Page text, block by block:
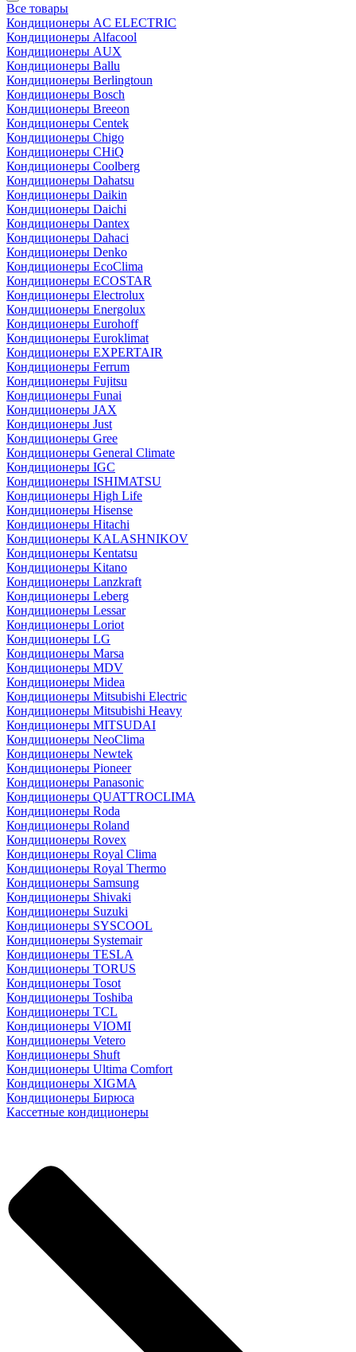
Все товары
Кондиционеры AC ELECTRIC
Кондиционеры Alfacool
Кондиционеры AUX
Кондиционеры Ballu
Кондиционеры Berlingtoun
Кондиционеры Bosch
Кондиционеры Breeon
Кондиционеры Centek
Кондиционеры Chigo
Кондиционеры CHiQ
Кондиционеры Coolberg
Кондиционеры Dahatsu
Кондиционеры Daikin
Кондиционеры Daichi
Кондиционеры Dantex
Кондиционеры Dahaci
Кондиционеры Denko
Кондиционеры EcoClima
Кондиционеры ECOSTAR
Кондиционеры Electrolux
Кондиционеры Energolux
Кондиционеры Eurohoff
Кондиционеры Euroklimat
Кондиционеры EXPERTAIR
Кондиционеры Ferrum
Кондиционеры Fujitsu
Кондиционеры Funai
Кондиционеры JAX
Кондиционеры Just
Кондиционеры Gree
Кондиционеры General Climate
Кондиционеры IGC
Кондиционеры ISHIMATSU
Кондиционеры High Life
Кондиционеры Hisense
Кондиционеры Hitachi
Кондиционеры KALASHNIKOV
Кондиционеры Kentatsu
Кондиционеры Kitano
Кондиционеры Lanzkraft
Кондиционеры Leberg
Кондиционеры Lessar
Кондиционеры Loriot
Кондиционеры LG
Кондиционеры Marsa
Кондиционеры MDV
Кондиционеры Midea
Кондиционеры Mitsubishi Electric
Кондиционеры Mitsubishi Heavy
Кондиционеры MITSUDAI
Кондиционеры NeoClima
Кондиционеры Newtek
Кондиционеры Pioneer
Кондиционеры Panasonic
Кондиционеры QUATTROCLIMA
Кондиционеры Roda
Кондиционеры Roland
Кондиционеры Rovex
Кондиционеры Royal Clima
Кондиционеры Royal Thermo
Кондиционеры Samsung
Кондиционеры Shivaki
Кондиционеры Suzuki
Кондиционеры SYSCOOL
Кондиционеры Systemair
Кондиционеры TESLA
Кондиционеры TORUS
Кондиционеры Tosot
Кондиционеры Toshiba
Кондиционеры TCL
Кондиционеры VIOMI
Кондиционеры Vetero
Кондиционеры Shuft
Кондиционеры Ultima Comfort
Кондиционеры XIGMA
Кондиционеры Бирюса
Кассетные кондиционеры